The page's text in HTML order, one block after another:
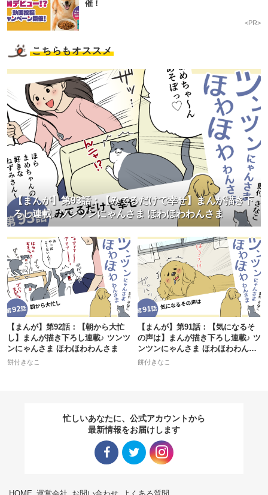
催！
<PR>
こちらもオススメ
【まんが】第93話：【みてるだけで幸せ】まんが描き下
ろし連載♪ ツンツンにゃんさま ほわほわわんさま
【まんが】第92話：【朝から大忙
し】まんが描き下ろし連載♪ ツンツ
ンにゃんさま ほわほわわんさま
餅付きなこ
【まんが】第91話：【気になるそ
の声は】まんが描き下ろし連載♪ ツ
ンツンにゃんさま ほわほわわんさ
ま
餅付きなこ
忙しいあなたに、公式アカウントから
最新情報をお届けします